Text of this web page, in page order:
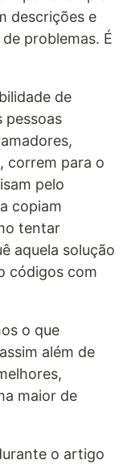
descrições e
problemas. É
de
pessoas
correm para o
pelo
copiam
tentar
aquela solução
códigos com
o que
além de
maior de
o artigo